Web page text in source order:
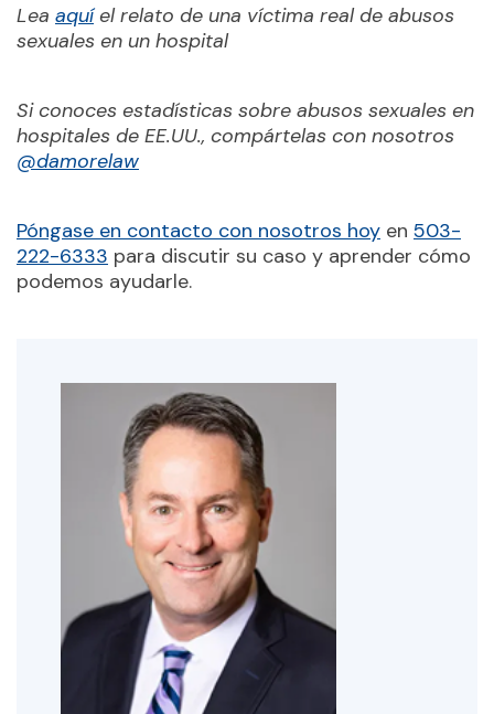
Lea aquíel relato de una víctima real de abusos
sexuales en un hospital
Si conoces estadísticas sobre abusos sexuales en
hospitales de EE.UU., compártelas con nosotros
@damorelaw
Póngase en contacto con nosotros hoy en 503-
222-6333 para discutir su caso y aprender cómo
podemos ayudarle.